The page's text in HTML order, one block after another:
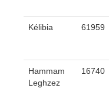
Kélibia 61959
Hammam
Leghzez
16740